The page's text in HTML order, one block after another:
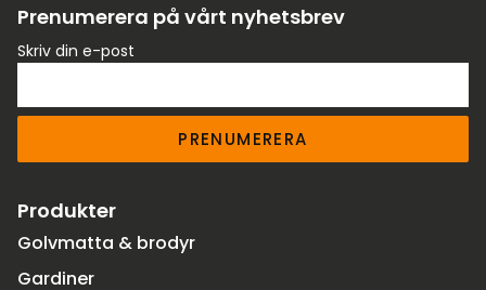
Prenumerera på vårt nyhetsbrev
Skriv din e-post
PRENUMERERA
Produkter
Golvmatta & brodyr
Gardiner